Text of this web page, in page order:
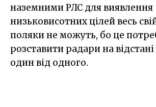
наземними РЛС для виявлення
низьковисотних цілей весь
поляки не можуть, бо це
розставити радари на
один від одного.